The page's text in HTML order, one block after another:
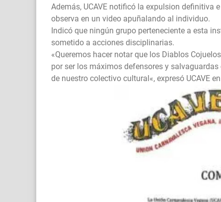
Además, UCAVE notificó la expulsion definitiva
observa en un video apuñalando al individuo.
Indicó que ningún grupo perteneciente a esta
sometido a acciones disciplinarias.
«Queremos hacer notar que los Diablos
por ser los máximos defensores y
de nuestro colectivo cultural«, expresó UCAVE